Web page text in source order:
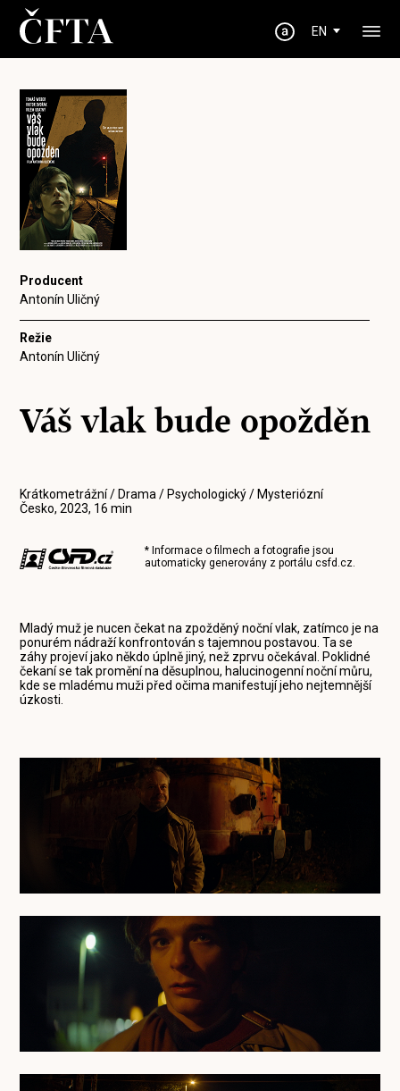
EN
Producent
Antonín Uličný
Režie
Antonín Uličný
Váš vlak bude opožděn
Krátkometrážní / Drama / Psychologický / Mysteriózní
Česko, 2023, 16 min
* Informace o filmech a fotografie jsou
automaticky generovány z portálucsfd.cz.
Mladý muž je nucen čekat na zpožděný noční vlak, zatímco je na
ponurém nádraží konfrontován s tajemnou postavou. Ta se
záhy projeví jako někdo úplně jiný, než zprvu očekával. Poklidné
čekaní se tak promění na děsuplnou, halucinogenní noční můru,
kde se mladému muži před očima manifestují jeho nejtemnější
úzkosti.